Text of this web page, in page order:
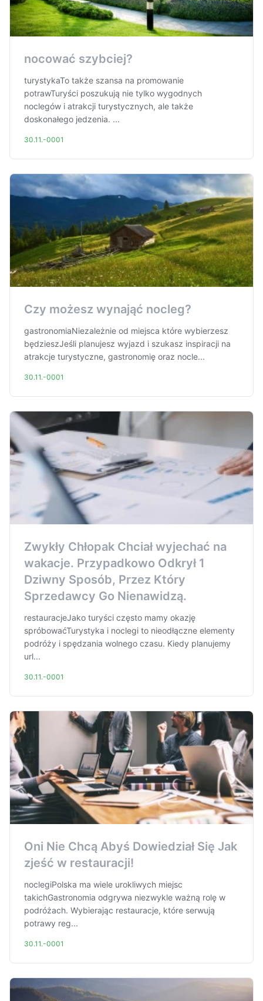
nocować szybciej?
turystykaTo także szansa na promowanie
potrawTuryści poszukują nie tylko wygodnych
noclegów i atrakcji turystycznych, ale także
doskonałego jedzenia. ...
30.11.-0001
Czy możesz wynająć nocleg?
gastronomiaNiezależnie od miejsca które wybierzesz
będzieszJeśli planujesz wyjazd i szukasz inspiracji na
atrakcje turystyczne, gastronomię oraz nocle...
30.11.-0001
Zwykły Chłopak Chciał wyjechać na
wakacje. Przypadkowo Odkrył 1
Dziwny Sposób, Przez Który
Sprzedawcy Go Nienawidzą.
restauracjeJako turyści często mamy okazję
spróbowaćTurystyka i noclegi to nieodłączne elementy
podróży i spędzania wolnego czasu. Kiedy planujemy
url...
30.11.-0001
Oni Nie Chcą Abyś Dowiedział Się Jak
zjeść w restauracji!
noclegiPolska ma wiele urokliwych miejsc
takichGastronomia odgrywa niezwykle ważną rolę w
podróżach. Wybierając restauracje, które serwują
potrawy reg...
30.11.-0001